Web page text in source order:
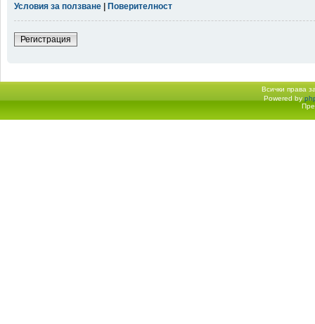
Условия за ползване | Поверителност
Регистрация
Всички права
Начало форум Powered by